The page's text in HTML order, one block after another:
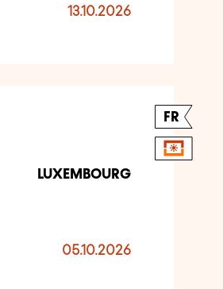
13.10.2026
FR
LUXEMBOURG
05.10.2026